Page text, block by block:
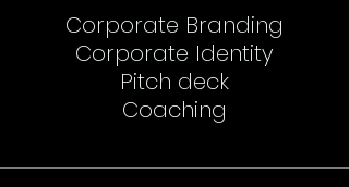
Corporate Branding
Corporate Identity
Pitch deck
Coaching